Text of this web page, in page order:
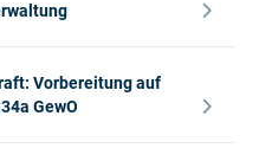
Vorbereitung auf
GewO